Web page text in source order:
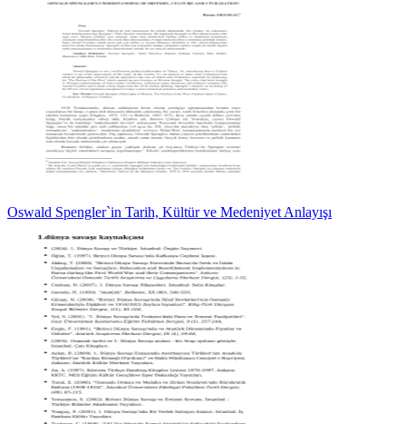
Oswald Spengler`in Tarih, Kültür ve Medeniyet Anlayışı